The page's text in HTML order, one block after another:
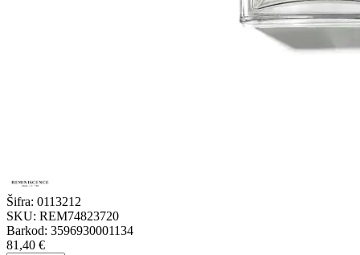
Šifra: 0113212
SKU: REM74823720
Barkod: 3596930001134
81,40 €